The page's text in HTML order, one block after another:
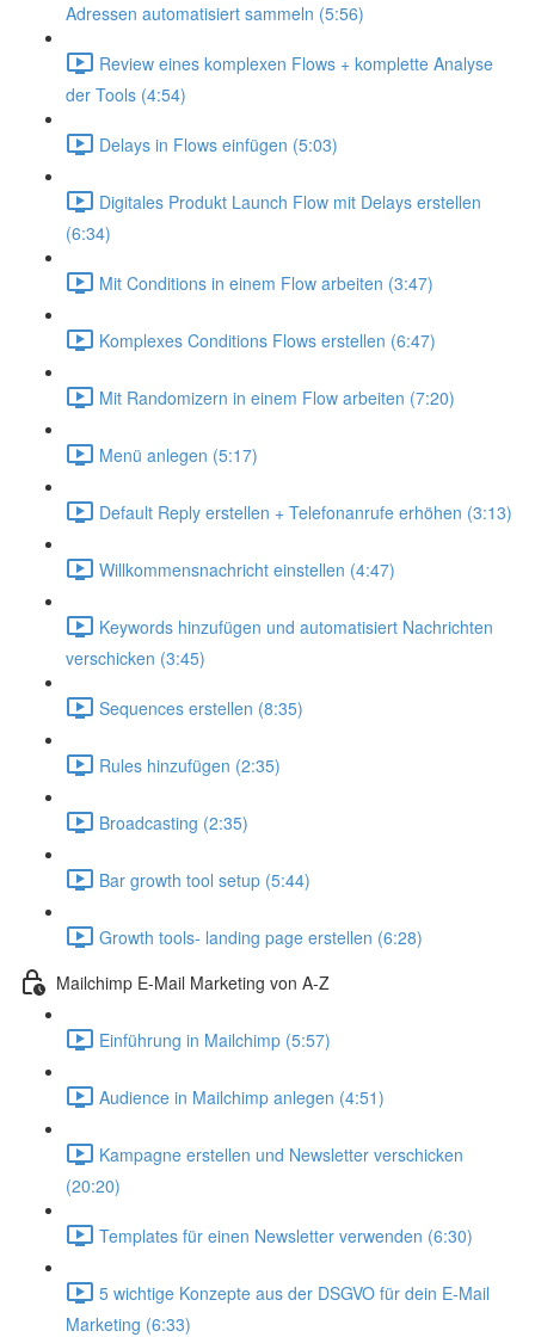
Adressen automatisiert sammeln (5:56)
Review eines komplexen Flows + komplette Analyse
der Tools (4:54)
Delays in Flows einfügen (5:03)
Digitales Produkt Launch Flow mit Delays erstellen
(6:34)
Mit Conditions in einem Flow arbeiten (3:47)
Komplexes Conditions Flows erstellen (6:47)
Mit Randomizern in einem Flow arbeiten (7:20)
Menü anlegen (5:17)
Default Reply erstellen + Telefonanrufe erhöhen (3:13)
Willkommensnachricht einstellen (4:47)
Keywords hinzufügen und automatisiert Nachrichten
verschicken (3:45)
Sequences erstellen (8:35)
Rules hinzufügen (2:35)
Broadcasting (2:35)
Bar growth tool setup (5:44)
Growth tools- landing page erstellen (6:28)
Mailchimp E-Mail Marketing von A-Z
Einführung in Mailchimp (5:57)
Audience in Mailchimp anlegen (4:51)
Kampagne erstellen und Newsletter verschicken
(20:20)
Templates für einen Newsletter verwenden (6:30)
5 wichtige Konzepte aus der DSGVO für dein E-Mail
Marketing (6:33)